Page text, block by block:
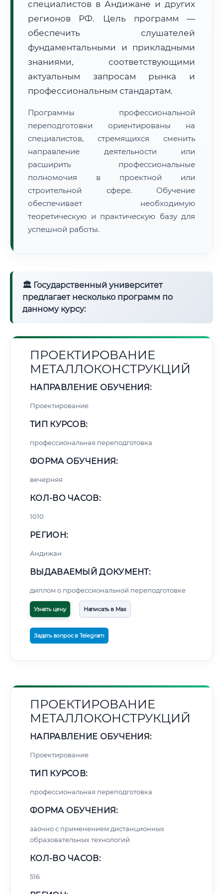
• Маршрут транзита:~1 766 км
📜 Документы и аккредитация ФИС ФРДО
🔍Нажмите на документ для увеличения и просмотра
специалистов в Андижане и других
регионов РФ. Цель программ —
обеспечить слушателей
фундаментальными и прикладными
знаниями, соответствующими
актуальным запросам рынка и
профессиональным стандартам.
Программы профессиональной
переподготовки ориентированы на
специалистов, стремящихся сменить
направление деятельности или
расширить профессиональные
полномочия в проектной или
строительной сфере. Обучение
обеспечивает необходимую
теоретическую и практическую базу для
успешной работы.
🏛 Государственный университет
предлагает несколько программ по
данному курсу:
ПРОЕКТИРОВАНИЕ
МЕТАЛЛОКОНСТРУКЦИЙ
НАПРАВЛЕНИЕ ОБУЧЕНИЯ:
Проектирование
ТИП КУРСОВ:
профессиональная переподготовка
ФОРМА ОБУЧЕНИЯ:
вечерняя
КОЛ-ВО ЧАСОВ:
1010
РЕГИОН:
Андижан
ВЫДАВАЕМЫЙ ДОКУМЕНТ:
диплом о профессиональной переподготовке
Узнать цену Написать в Max
Задать вопрос в Telegram
ПРОЕКТИРОВАНИЕ
МЕТАЛЛОКОНСТРУКЦИЙ
НАПРАВЛЕНИЕ ОБУЧЕНИЯ:
Проектирование
ТИП КУРСОВ:
профессиональная переподготовка
ФОРМА ОБУЧЕНИЯ:
заочно с применением дистанционных
образовательных технологий
КОЛ-ВО ЧАСОВ:
516